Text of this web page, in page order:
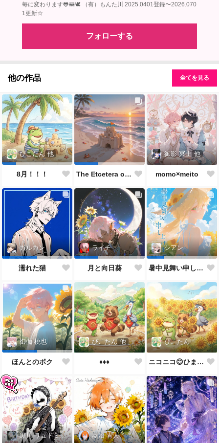
毎に変わります🐸🦝🕊‎ （有）もんた川 2025.0401登録〜2026.070
1更新☆
フォローする
他の作品 全てを見る
ぴこたん 他
8月！！！ The Etcetera of the Sea and Crabs
御影 冥土 他
momo×meito
カルカン
濡れた猫
ライチ
月と向日葵
シアン
暑中見舞い申し上げます🌻
御伽 桃也
ほんとのボク
ぴこたん 他
♦️♦️♦️
ぴこたん
ニコニコ😊ひまわり🌻
黒川 リュドミーラ 菱沼 青人